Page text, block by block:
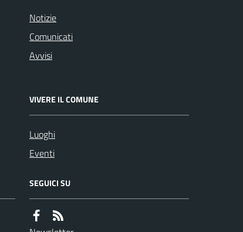
Notizie
Comunicati
Avvisi
VIVERE IL COMUNE
Luoghi
Eventi
SEGUICI SU